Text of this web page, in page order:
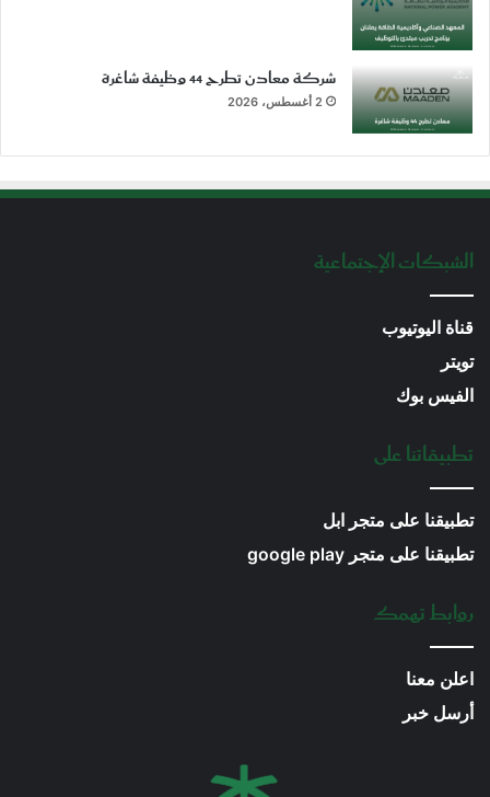
شركة معادن تطرح 44 وظيفة شاغرة
2 أغسطس، 2026
الشبكات الإجتماعية
قناة اليوتيوب
تويتر
الفيس بوك
تطبيقاتنا على
تطبيقنا على متجر ابل
تطبيقنا على متجر google play
روابط تهمك
اعلن معنا
أرسل خبر